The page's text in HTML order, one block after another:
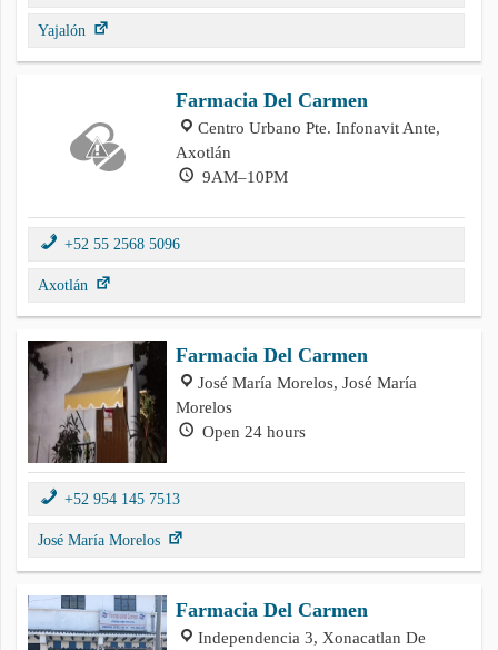
Yajalón
Farmacia Del Carmen
Centro Urbano Pte. Infonavit Ante,
Axotlán
9AM–10PM
+52 55 2568 5096
Axotlán
Farmacia Del Carmen
José María Morelos, José María
Morelos
Open 24 hours
+52 954 145 7513
José María Morelos
Farmacia Del Carmen
Independencia 3, Xonacatlan De